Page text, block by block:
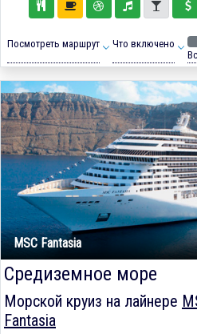
Посмотреть маршрут Что включено
MSC Fantasia
Средиземное море
Морской круиз на лайнере
Fantasia